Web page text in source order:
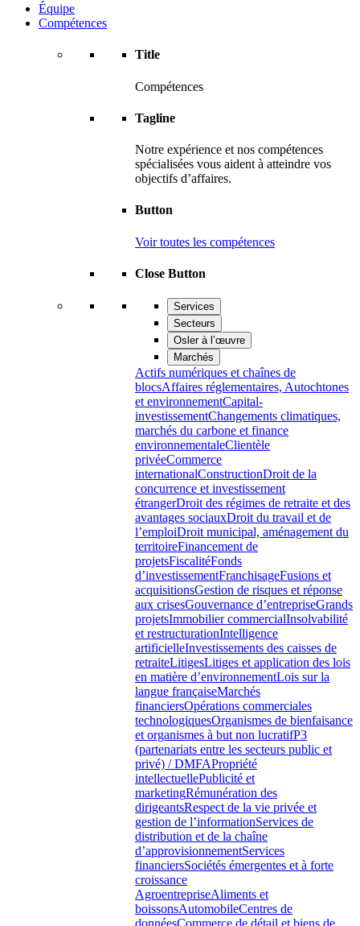
Équipe
Compétences
Title
Compétences
Tagline
Notre expérience et nos compétences
spécialisées vous aident à atteindre vos
objectifs d’affaires.
Button
Voir toutes les compétences
Close Button
Services
Secteurs
Osler à l’œuvre
Marchés
Actifs numériques et chaînes de
blocsAffaires réglementaires, Autochtones
et environnementCapital-
investissementChangements climatiques,
marchés du carbone et finance
environnementaleClientèle
privéeCommerce
internationalConstructionDroit de la
concurrence et investissement
étrangerDroit des régimes de retraite et des
avantages sociauxDroit du travail et de
l’emploiDroit municipal, aménagement du
territoireFinancement de
projetsFiscalitéFonds
d’investissementFranchisageFusions et
acquisitionsGestion de risques et réponse
aux crisesGouvernance d’entrepriseGrands
projetsImmobilier commercialInsolvabilité
et restructurationIntelligence
artificielleInvestissements des caisses de
retraiteLitigesLitiges et application des lois
en matière d’environnementLois sur la
langue françaiseMarchés
financiersOpérations commerciales
technologiquesOrganismes de bienfaisance
et organismes à but non lucratifP3
(partenariats entre les secteurs public et
privé) / DMFAPropriété
intellectuellePublicité et
marketingRémunération des
dirigeantsRespect de la vie privée et
gestion de l’informationServices de
distribution et de la chaîne
d’approvisionnementServices
financiersSociétés émergentes et à forte
croissance
AgroentrepriseAliments et
boissonsAutomobileCentres de